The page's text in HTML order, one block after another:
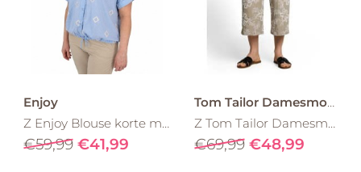
Enjoy
Z Enjoy Blouse korte mouw borduur 501037 Licht blauw
€59,99 €41,99
Tom Tailor Damesmode
Z Tom Tailor Damesmode fluent culotte broek met borduring1052111 groen
€69,99 €48,99